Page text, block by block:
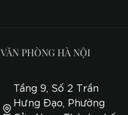
VĂN PHÒNG HÀ NỘI
Tầng 9, Số 2 Trần
Hưng Đạo, Phường